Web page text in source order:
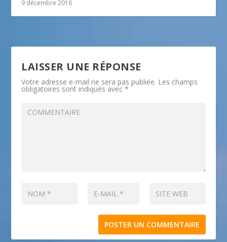
9 décembre 2016
LAISSER UNE RÉPONSE
Votre adresse e-mail ne sera pas publiée. Les champs
obligatoires sont indiqués avec*